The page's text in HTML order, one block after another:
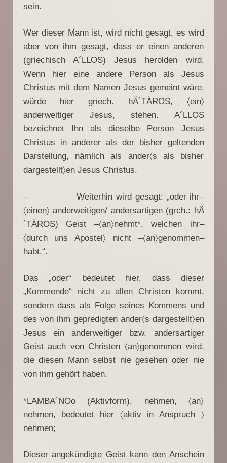
sein.
Wer dieser Mann ist, wird nicht gesagt, es wird
aber von ihm gesagt, dass er einen anderen
(griechisch A´LLOS) Jesus herolden wird.
Wenn hier eine andere Person als Jesus
Christus mit dem Namen Jesus gemeint wäre,
würde hier griech. hÄ´TÄROS, 〈ein〉
anderweitiger Jesus, stehen. A´LLOS
bezeichnet Ihn als dieselbe Person Jesus
Christus in anderer als der bisher geltenden
Darstellung, nämlich als ander〈s als bisher
dargestellt〉en Jesus Christus.
– Weiterhin wird gesagt: „oder ihr–
〈einen〉 anderweitigen/ andersartigen (grch.: hÄ
´TÄROS) Geist –〈an〉nehmt*, welchen ihr–
〈durch uns Apostel〉 nicht –〈an〉genommen–
habt,“.
Das „oder“ bedeutet hier, dass dieser
„Kommende“ nicht zu allen Christen kommt,
sondern dass als Folge seines Kommens und
des von ihm gepredigten ander〈s dargestellt〉en
Jesus ein anderweitiger bzw. andersartiger
Geist auch von Christen 〈an〉genommen wird,
die diesen Mann selbst nie gesehen oder nie
von ihm gehört haben.
*LAMBA´NOo (Aktivform), nehmen, 〈an〉
nehmen, bedeutet hier 〈aktiv in Anspruch 〉
nehmen;
Dieser angekündigte Geist kann den Anschein